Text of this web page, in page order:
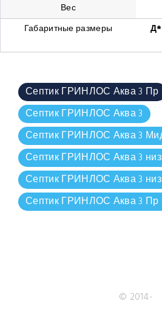
Вес
Габаритные размеры
Септик ГРИНЛОС Аква 3 Пр
Септик ГРИНЛОС Аква 3
Септик ГРИНЛОС Аква 3
Септик ГРИНЛОС Аква 3
Септик ГРИНЛОС Аква 3
Септик ГРИНЛОС Аква 3 Пр
© 2014-